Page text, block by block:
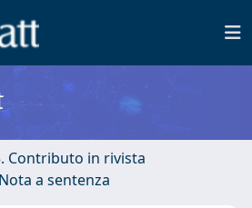
Contributo in rivista
a sentenza